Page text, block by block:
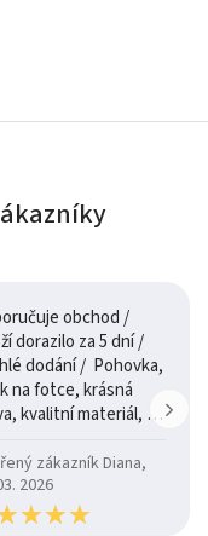
obchod /
dorazilo za 5 dní /
dodání / Pohovka,
na fotce, krásná
kvalitní materiál, a
zákazník Diana,
2026
★★★
★★★